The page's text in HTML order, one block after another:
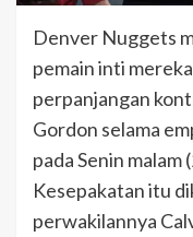
Denver Nuggets
pemain inti
perpanjangan
Gordon selama
pada Senin
Kesepakatan itu
perwakilannya